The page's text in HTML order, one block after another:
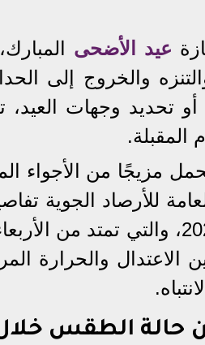
عيد الأضحى
والخروج إلى
أو تحديد وجهات
المقبلة.
مزيجًا من الأجواء
للأرصاد الجوية
الاعتدال والحرارة
الطقس خلال